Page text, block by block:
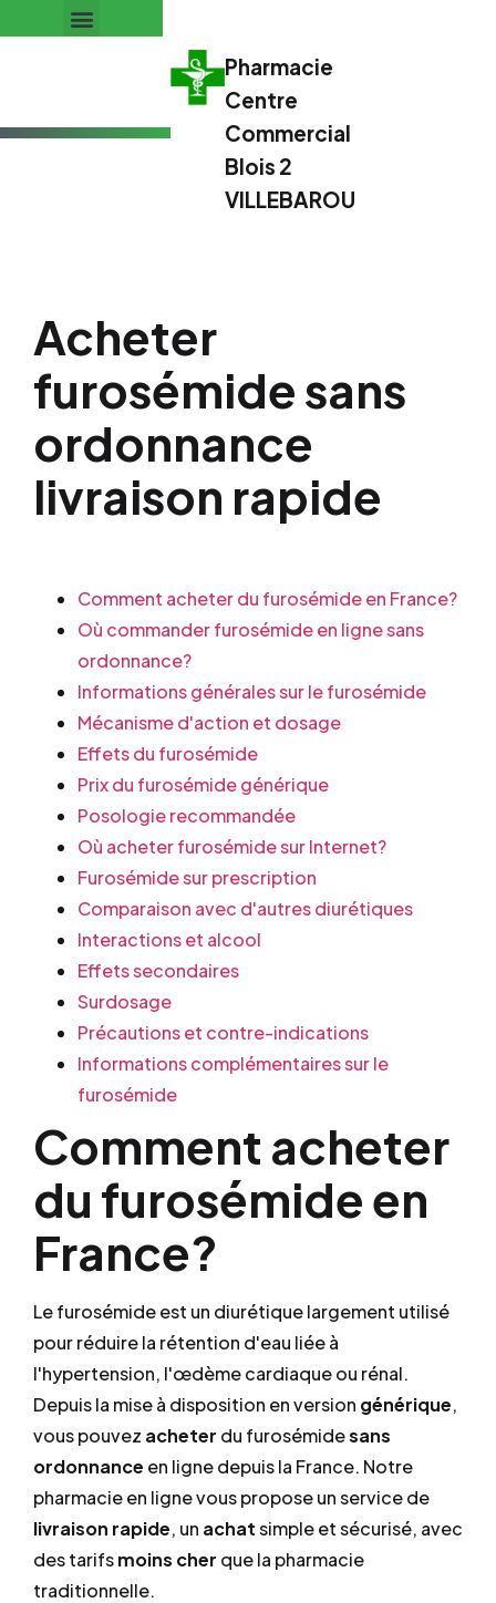
Pharmacie
Centre
Commercial
Blois 2
VILLEBAROU
Acheter
furosémide sans
ordonnance
livraison rapide
Comment acheter du furosémide en France?
Où commander furosémide en ligne sans
ordonnance?
Informations générales sur le furosémide
Mécanisme d'action et dosage
Effets du furosémide
Prix du furosémide générique
Posologie recommandée
Où acheter furosémide sur Internet?
Furosémide sur prescription
Comparaison avec d'autres diurétiques
Interactions et alcool
Effets secondaires
Surdosage
Précautions et contre-indications
Informations complémentaires sur le
furosémide
Comment acheter
du furosémide en
France?
Le furosémide est un diurétique largement utilisé
pour réduire la rétention d'eau liée à
l'hypertension, l'œdème cardiaque ou rénal.
Depuis la mise à disposition en version générique,
vous pouvez acheter du furosémidesans
ordonnance en ligne depuis la France. Notre
pharmacie en ligne vous propose un service de
livraison rapide, un achatsimple et sécurisé, avec
des tarifsmoins cher que la pharmacie
traditionnelle.